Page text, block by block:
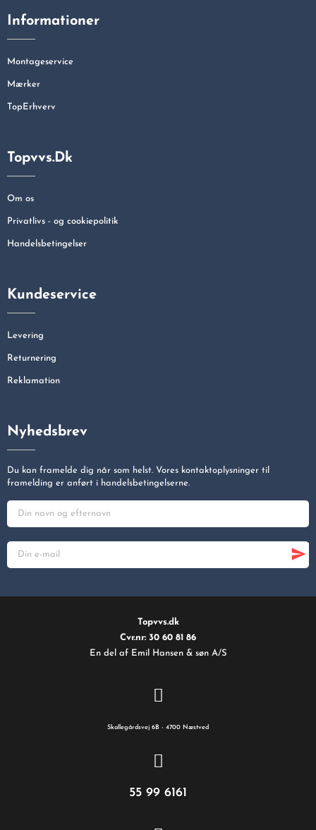
Informationer
Montageservice
Mærker
TopErhverv
Topvvs.dk
Om os
Privatlivs - og cookiepolitik
Handelsbetingelser
Kundeservice
Levering
Returnering
Reklamation
Nyhedsbrev
Du kan framelde dig når som helst. Vores kontaktoplysninger til
framelding er anført i handelsbetingelserne.
Topvvs.dk
Cvr.nr: 30 60 81 86
En del af Emil Hansen & søn A/S
Skallegårdsvej 6B - 4700 Næstved
55 99 6161